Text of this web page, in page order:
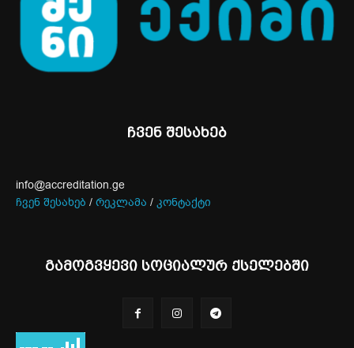
ჩვენ შესახებ
info@accreditation.ge
ჩვენ შესახებ / რეკლამა / კონტაქტი
გამოგვყევი სოციალურ ქსელებში